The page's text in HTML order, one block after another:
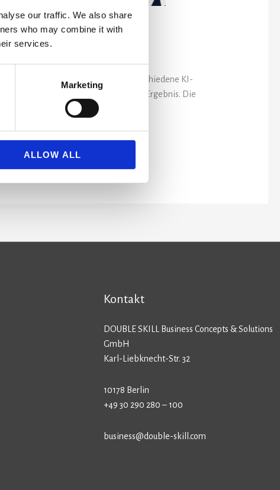
our traffic. We also share
who may combine it with
services.
Marketing
ALLOW ALL
bei SKILLY. Michael hat vier verschiedene KI-
taugt. Hier ist das ungeschönte Ergebnis. Die
Kontakt
DOUBLE SKILL Business Concepts & Solutions
GmbH
Karl-Liebknecht-Str. 32
10178 Berlin
+49 30 290 280 – 100
business@double-skill.com